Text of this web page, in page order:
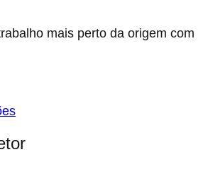
mais perto da origem com